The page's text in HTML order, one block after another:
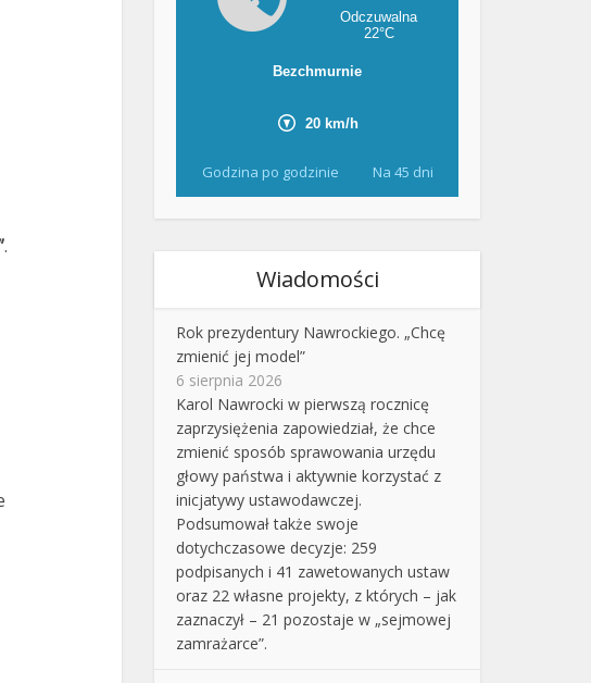
.
Godzina po godzinie Na 45 dni
Wiadomości
Rok prezydentury Nawrockiego. „Chcę
zmienić jej model”
6 sierpnia 2026
Karol Nawrocki w pierwszą rocznicę
zaprzysiężenia zapowiedział, że chce
zmienić sposób sprawowania urzędu
głowy państwa i aktywnie korzystać z
inicjatywy ustawodawczej.
Podsumował także swoje
dotychczasowe decyzje: 259
podpisanych i 41 zawetowanych ustaw
oraz 22 własne projekty, z których – jak
zaznaczył – 21 pozostaje w „sejmowej
zamrażarce”.